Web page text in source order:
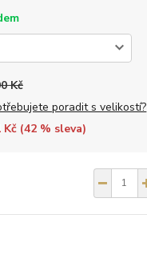
Kč
poradit s velikostí?
Kč (42% sleva)